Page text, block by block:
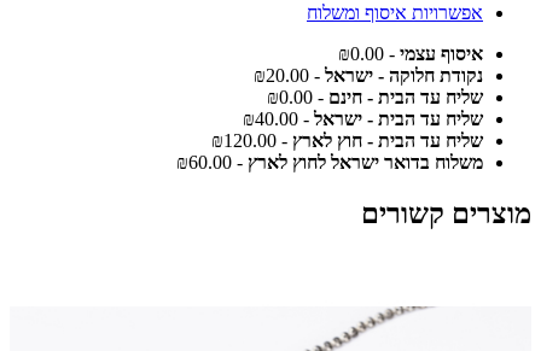
אפשרויות איסוף ומשלוח
איסוף עצמי - ₪0.00
נקודת חלוקה - ישראל - ₪20.00
שליח עד הבית - חינם - ₪0.00
שליח עד הבית - ישראל - ₪40.00
שליח עד הבית - חוץ לארץ - ₪120.00
משלוח בדואר ישראל לחוץ לארץ - ₪60.00
מוצרים קשורים